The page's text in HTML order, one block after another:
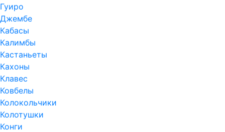
Гуиро
Джембе
Кабасы
Калимбы
Кастаньеты
Кахоны
Клавес
Ковбелы
Колокольчики
Колотушки
Конги